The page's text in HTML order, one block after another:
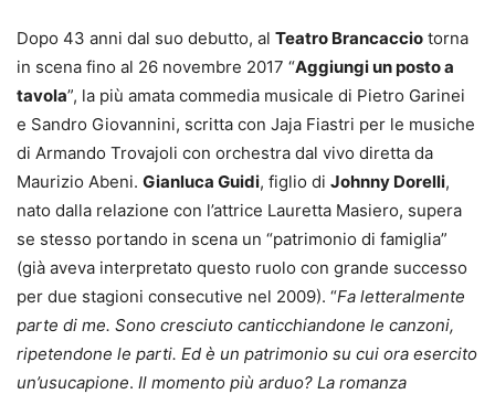
Dopo 43 anni dal suo debutto, al Teatro Brancaccio torna
in scena fino al 26 novembre 2017 “Aggiungi un posto a
tavola”, la più amata commedia musicale di Pietro Garinei
e Sandro Giovannini, scritta con Jaja Fiastri per le musiche
di Armando Trovajoli con orchestra dal vivo diretta da
Maurizio Abeni. Gianluca Guidi, figlio di Johnny Dorelli,
nato dalla relazione con l’attrice Lauretta Masiero, supera
se stesso portando in scena un “patrimonio di famiglia”
(già aveva interpretato questo ruolo con grande successo
per due stagioni consecutive nel 2009). “Fa letteralmente
parte di me. Sono cresciuto canticchiandone le canzoni,
ripetendone le parti. Ed è un patrimonio su cui ora esercito
un’usucapione. Il momento più arduo? La romanza